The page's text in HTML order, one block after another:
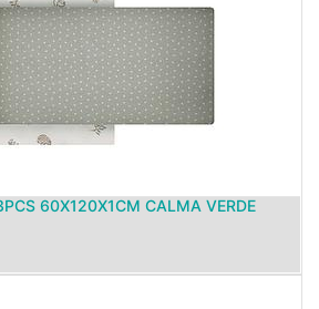
60X120X1CM CALMA VERDE